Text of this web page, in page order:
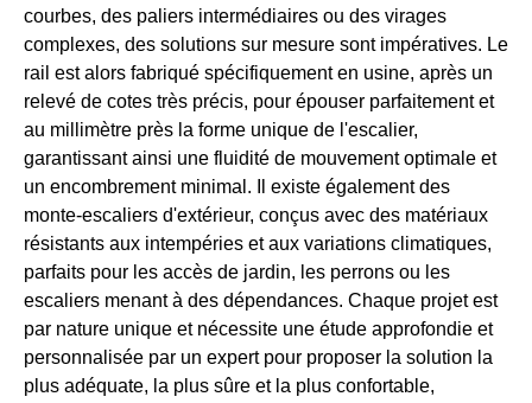
courbes, des paliers intermédiaires ou des virages
complexes, des solutions sur mesure sont impératives. Le
rail est alors fabriqué spécifiquement en usine, après un
relevé de cotes très précis, pour épouser parfaitement et
au millimètre près la forme unique de l'escalier,
garantissant ainsi une fluidité de mouvement optimale et
un encombrement minimal. Il existe également des
monte-escaliers d'extérieur, conçus avec des matériaux
résistants aux intempéries et aux variations climatiques,
parfaits pour les accès de jardin, les perrons ou les
escaliers menant à des dépendances. Chaque projet est
par nature unique et nécessite une étude approfondie et
personnalisée par un expert pour proposer la solution la
plus adéquate, la plus sûre et la plus confortable,